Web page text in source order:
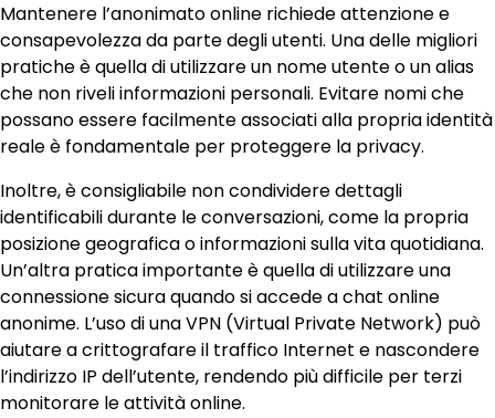
Mantenere l’anonimato online richiede attenzione e
consapevolezza da parte degli utenti. Una delle migliori
pratiche è quella di utilizzare un nome utente o un alias
che non riveli informazioni personali. Evitare nomi che
possano essere facilmente associati alla propria identità
reale è fondamentale per proteggere la privacy.
Inoltre, è consigliabile non condividere dettagli
identificabili durante le conversazioni, come la propria
posizione geografica o informazioni sulla vita quotidiana.
Un’altra pratica importante è quella di utilizzare una
connessione sicura quando si accede a chat online
anonime. L’uso di una VPN (Virtual Private Network) può
aiutare a crittografare il traffico Internet e nascondere
l’indirizzo IP dell’utente, rendendo più difficile per terzi
monitorare le attività online.